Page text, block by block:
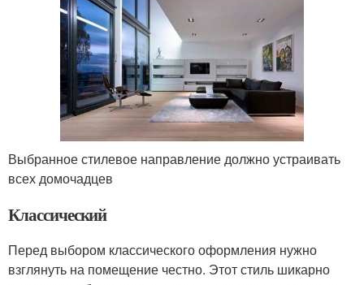
Выбранное стилевое направление должно устраивать
всех домочадцев
Классический
Перед выбором классического оформления нужно
взглянуть на помещение честно. Этот стиль шикарно